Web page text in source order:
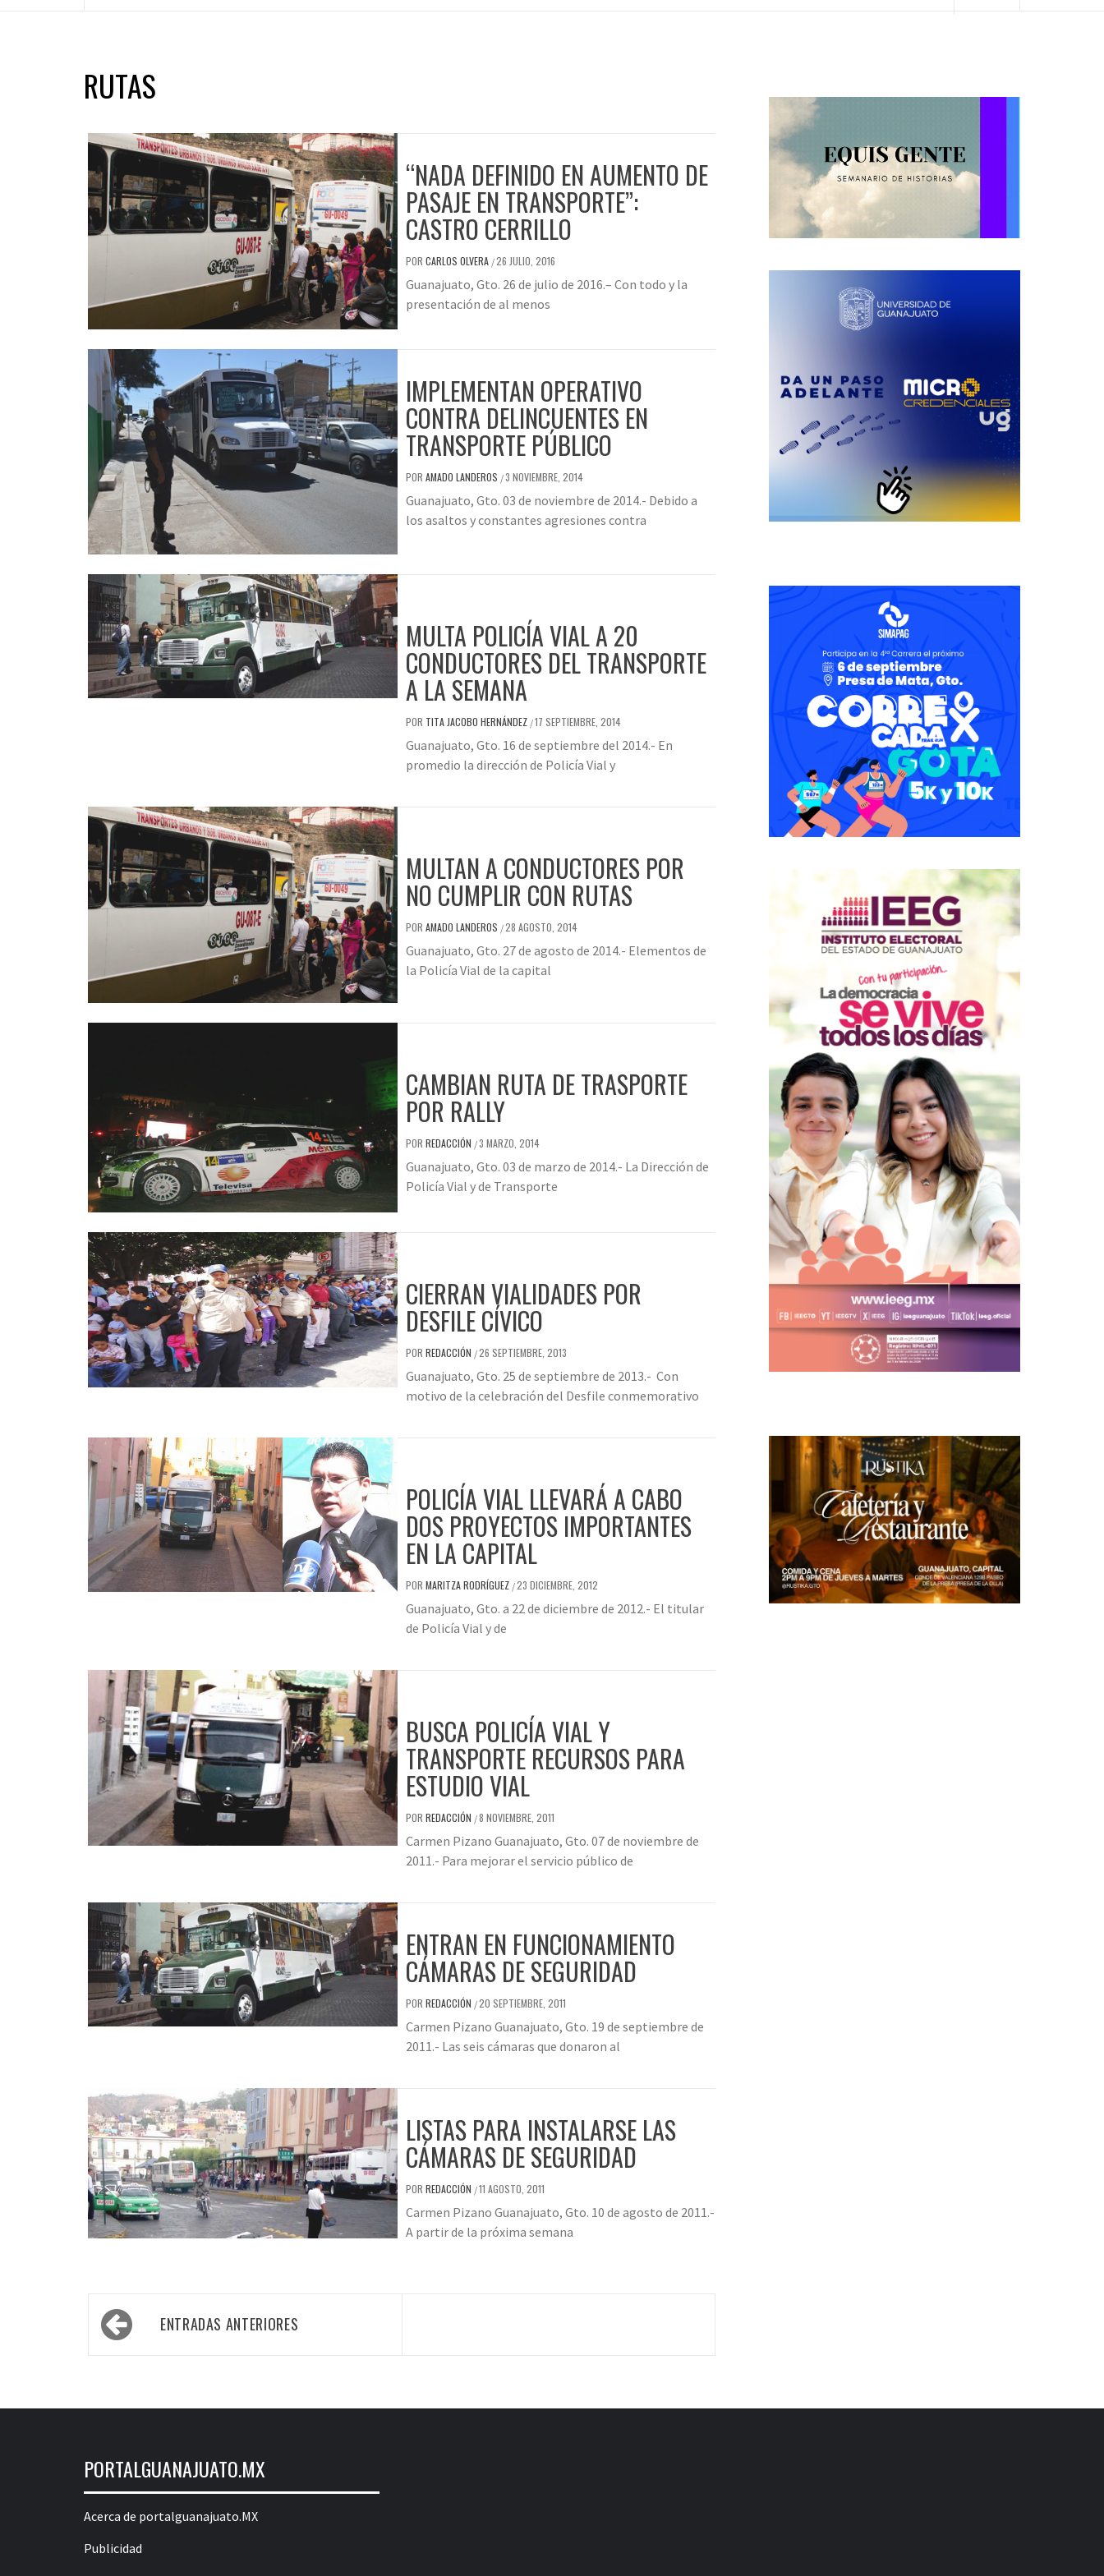
RUTAS
“NADA DEFINIDO EN AUMENTO DE
PASAJE EN TRANSPORTE”:
CASTRO CERRILLO
POR CARLOS OLVERA /26 JULIO, 2016
Guanajuato, Gto. 26 de julio de 2016.– Con todo y la
presentación de al menos
IMPLEMENTAN OPERATIVO
CONTRA DELINCUENTES EN
TRANSPORTE PÚBLICO
POR AMADO LANDEROS /3 NOVIEMBRE, 2014
Guanajuato, Gto. 03 de noviembre de 2014.- Debido a
los asaltos y constantes agresiones contra
MULTA POLICÍA VIAL A 20
CONDUCTORES DEL TRANSPORTE
A LA SEMANA
POR TITA JACOBO HERNÁNDEZ /17 SEPTIEMBRE, 2014
Guanajuato, Gto. 16 de septiembre del 2014.- En
promedio la dirección de Policía Vial y
MULTAN A CONDUCTORES POR
NO CUMPLIR CON RUTAS
POR AMADO LANDEROS /28 AGOSTO, 2014
Guanajuato, Gto. 27 de agosto de 2014.- Elementos de
la Policía Vial de la capital
CAMBIAN RUTA DE TRASPORTE
POR RALLY
POR REDACCIÓN /3 MARZO, 2014
Guanajuato, Gto. 03 de marzo de 2014.- La Dirección de
Policía Vial y de Transporte
CIERRAN VIALIDADES POR
DESFILE CÍVICO
POR REDACCIÓN /26 SEPTIEMBRE, 2013
Guanajuato, Gto. 25 de septiembre de 2013.- Con
motivo de la celebración del Desfile conmemorativo
POLICÍA VIAL LLEVARÁ A CABO
DOS PROYECTOS IMPORTANTES
EN LA CAPITAL
POR MARITZA RODRÍGUEZ /23 DICIEMBRE, 2012
Guanajuato, Gto. a 22 de diciembre de 2012.- El titular
de Policía Vial y de
BUSCA POLICÍA VIAL Y
TRANSPORTE RECURSOS PARA
ESTUDIO VIAL
POR REDACCIÓN /8 NOVIEMBRE, 2011
Carmen Pizano Guanajuato, Gto. 07 de noviembre de
2011.- Para mejorar el servicio público de
ENTRAN EN FUNCIONAMIENTO
CÁMARAS DE SEGURIDAD
POR REDACCIÓN /20 SEPTIEMBRE, 2011
Carmen Pizano Guanajuato, Gto. 19 de septiembre de
2011.- Las seis cámaras que donaron al
LISTAS PARA INSTALARSE LAS
CÁMARAS DE SEGURIDAD
POR REDACCIÓN /11 AGOSTO, 2011
Carmen Pizano Guanajuato, Gto. 10 de agosto de 2011.-
A partir de la próxima semana
Navegación
de ENTRADAS ANTERIORES
PORTALGUANAJUATO.MX
Acerca de portalguanajuato.MX
Publicidad